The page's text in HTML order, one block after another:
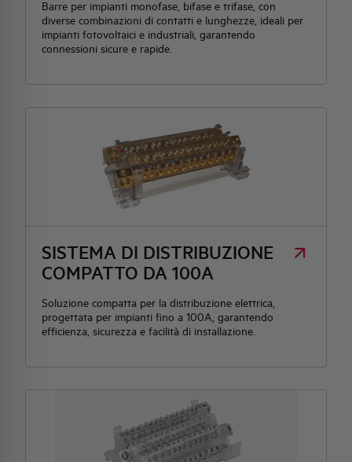
Barre per impianti monofase, bifase e trifase, con
diverse combinazioni di contatti e lunghezze, ideali per
impianti fotovoltaici e industriali, garantendo
connessioni sicure e rapide.
SISTEMA DI DISTRIBUZIONE
COMPATTO DA 100A
Soluzione compatta per la distribuzione elettrica,
progettata per impianti fino a 100A, garantendo
efficienza, sicurezza e facilità di installazione.